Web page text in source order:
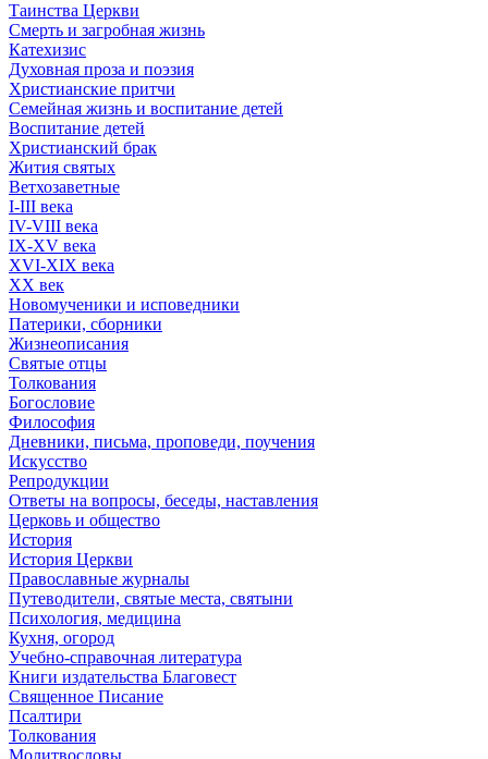
Таинства Церкви
Смерть и загробная жизнь
Катехизис
Духовная проза и поэзия
Христианские притчи
Семейная жизнь и воспитание детей
Воспитание детей
Христианский брак
Жития святых
Ветхозаветные
I-III века
IV-VIII века
IX-XV века
XVI-XIX века
XX век
Новомученики и исповедники
Патерики, сборники
Жизнеописания
Святые отцы
Толкования
Богословие
Философия
Дневники, письма, проповеди, поучения
Искусство
Репродукции
Ответы на вопросы, беседы, наставления
Церковь и общество
История
История Церкви
Православные журналы
Путеводители, святые места, святыни
Психология, медицина
Кухня, огород
Учебно-справочная литература
Книги издательства Благовест
Священное Писание
Псалтири
Толкования
Молитвословы